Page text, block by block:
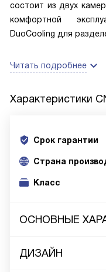
состоит из двух
комфортной
DuoCooling для
Читать подробнее
Характеристики
Срок гарантии
Cтрана
Класс
ОСНОВНЫЕ
ДИЗАЙН